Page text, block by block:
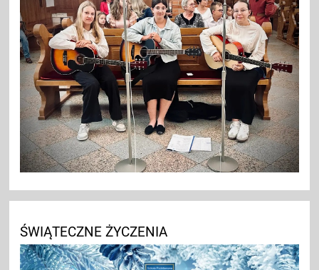
ŚWIĄTECZNE ŻYCZENIA